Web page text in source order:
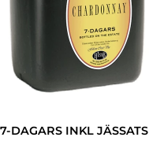
DAGARS INKL JÄSSATS